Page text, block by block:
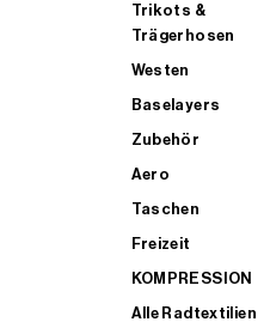
Trikots &
Trägerhosen
Westen
Baselayers
Zubehör
Aero
Taschen
Freizeit
KOMPRESSION
Alle Radtextilien